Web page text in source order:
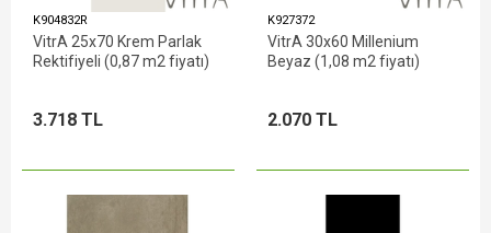
K904832R
VitrA 25x70 Krem Parlak
Rektifiyeli (0,87 m2 fiyatı)
3.718 TL
K927372
VitrA 30x60 Millenium
Beyaz (1,08 m2 fiyatı)
2.070 TL